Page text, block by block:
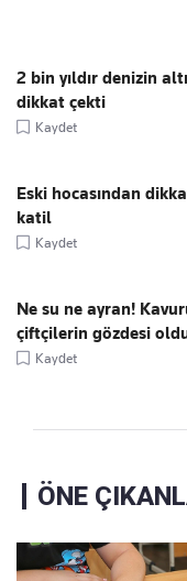
2 bin yıldır denizin
dikkat çekti
Kaydet
Eski hocasından
katil
Kaydet
Ne su ne ayran!
çiftçilerin gözdesi
Kaydet
ÖNE